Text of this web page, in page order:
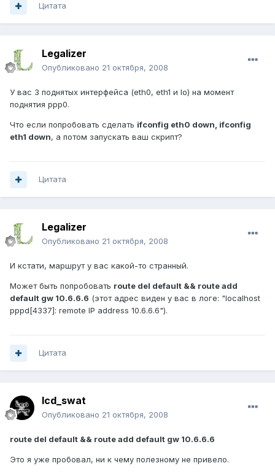
Цитата
Legalizer
Опубликовано 21 октября, 2008
У вас 3 поднятых интерфейса (eth0, eth1 и lo) на момент
поднятия ppp0.
Что если попробовать сделать ifconfig eth0 down, ifconfig
eth1 down, а потом запускать ваш скрипт?
Цитата
Legalizer
Опубликовано 21 октября, 2008
И кстати, маршрут у вас какой-то странный.
Может быть попробовать route del default && route add
default gw 10.6.6.6 (этот адрес виден у вас в логе: "localhost
pppd[4337]: remote IP address 10.6.6.6").
Цитата
lcd_swat
Опубликовано 21 октября, 2008
route del default && route add default gw 10.6.6.6
Это я уже пробовал, ни к чему полезному не привело.